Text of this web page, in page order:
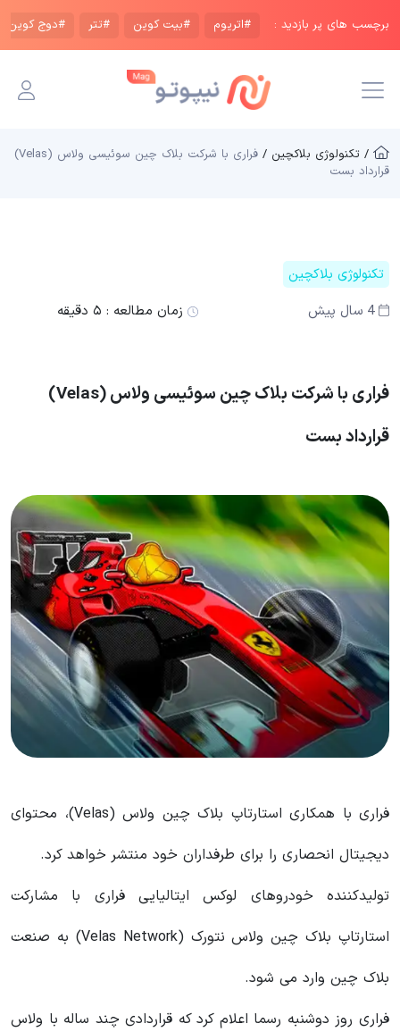
برچسب های پر بازدید : #اتریوم #بیت کوین #تتر #دوج کوین
/ تکنولوژی بلاکچین /
فراری با شرکت بلاک چین سوئیسی ولاس (Velas)
قرارداد بست
تکنولوژی بلاکچین
4 سال پیش
زمان مطالعه : ۵ دقیقه
فراری با شرکت بلاک چین سوئیسی ولاس (Velas)
قرارداد بست
فراری با همکاری استارتاپ بلاک چین ولاس (Velas)، محتوای
دیجیتال انحصاری را برای طرفداران خود منتشر خواهد کرد.
تولیدکننده خودروهای لوکس ایتالیایی فراری با مشارکت
استارتاپ بلاک چین ولاس نتورک (Velas Network) به صنعت
بلاک چین وارد می شود.
فراری روز دوشنبه رسما اعلام کرد که قراردادی چند ساله با ولاس